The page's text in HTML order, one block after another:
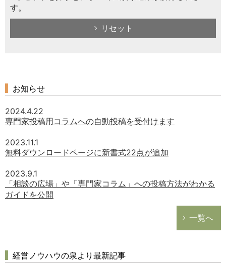
す。
リセット
お知らせ
2024.4.22
専門家投稿用コラムへの自動投稿を受付けます
2023.11.1
無料ダウンロードページに新書式22点が追加
2023.9.1
「相談の広場」や「専門家コラム」への投稿方法がわかる
ガイドを公開
一覧へ
経営ノウハウの泉より最新記事